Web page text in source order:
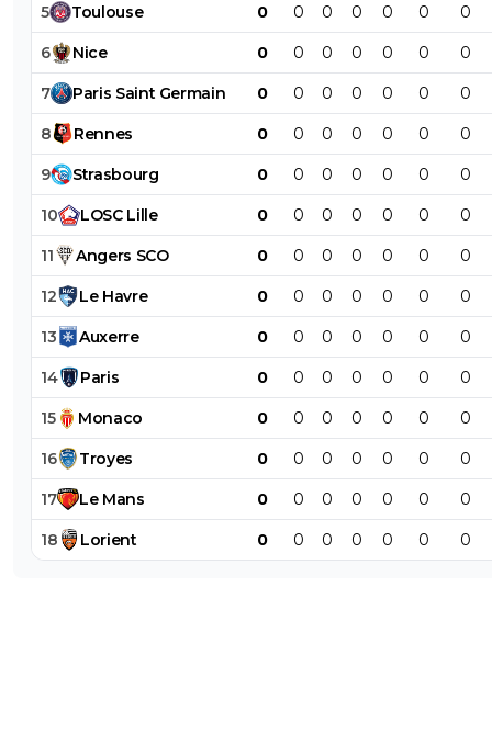
5 Toulouse 0 0 0 0 0 0 0
6 Nice 0 0 0 0 0 0 0
7 Paris Saint Germain 0 0 0 0 0 0 0
8 Rennes 0 0 0 0 0 0 0
9 Strasbourg 0 0 0 0 0 0 0
10 LOSC Lille 0 0 0 0 0 0 0
11 Angers SCO 0 0 0 0 0 0 0
12 Le Havre 0 0 0 0 0 0 0
13 Auxerre 0 0 0 0 0 0 0
14 Paris 0 0 0 0 0 0 0
15 Monaco 0 0 0 0 0 0 0
16 Troyes 0 0 0 0 0 0 0
17 Le Mans 0 0 0 0 0 0 0
18 Lorient 0 0 0 0 0 0 0